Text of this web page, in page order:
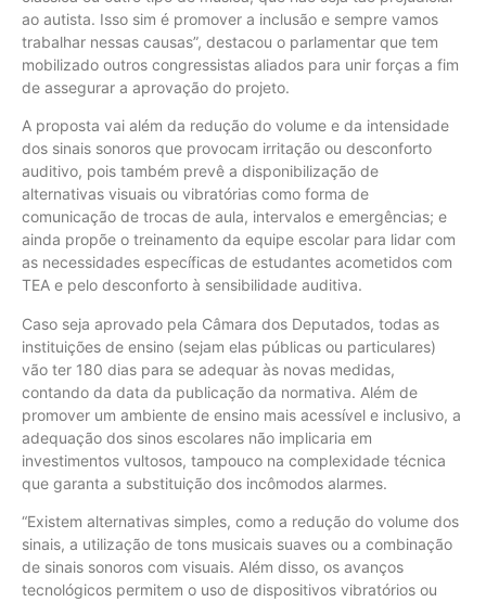
ao autista. Isso sim é promover a inclusão e sempre vamos
trabalhar nessas causas”, destacou o parlamentar que tem
mobilizado outros congressistas aliados para unir forças a fim
de assegurar a aprovação do projeto.
A proposta vai além da redução do volume e da intensidade
dos sinais sonoros que provocam irritação ou desconforto
auditivo, pois também prevê a disponibilização de
alternativas visuais ou vibratórias como forma de
comunicação de trocas de aula, intervalos e emergências; e
ainda propõe o treinamento da equipe escolar para lidar com
as necessidades específicas de estudantes acometidos com
TEA e pelo desconforto à sensibilidade auditiva.
Caso seja aprovado pela Câmara dos Deputados, todas as
instituições de ensino (sejam elas públicas ou particulares)
vão ter 180 dias para se adequar às novas medidas,
contando da data da publicação da normativa. Além de
promover um ambiente de ensino mais acessível e inclusivo, a
adequação dos sinos escolares não implicaria em
investimentos vultosos, tampouco na complexidade técnica
que garanta a substituição dos incômodos alarmes.
“Existem alternativas simples, como a redução do volume dos
sinais, a utilização de tons musicais suaves ou a combinação
de sinais sonoros com visuais. Além disso, os avanços
tecnológicos permitem o uso de dispositivos vibratórios ou